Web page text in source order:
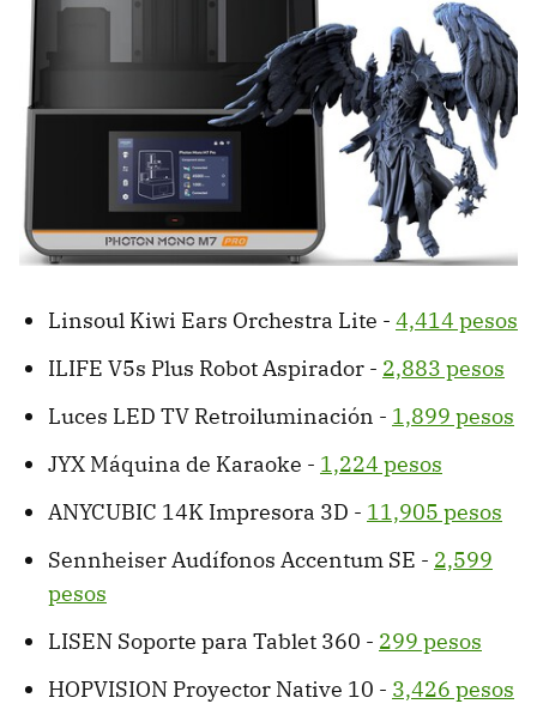
Linsoul Kiwi Ears Orchestra Lite - 4,414 pesos
ILIFE V5s Plus Robot Aspirador - 2,883 pesos
Luces LED TV Retroiluminación - 1,899 pesos
JYX Máquina de Karaoke - 1,224 pesos
ANYCUBIC 14K Impresora 3D - 11,905 pesos
Sennheiser Audífonos Accentum SE - 2,599
pesos
LISEN Soporte para Tablet 360 - 299 pesos
HOPVISION Proyector Native 10 - 3,426 pesos